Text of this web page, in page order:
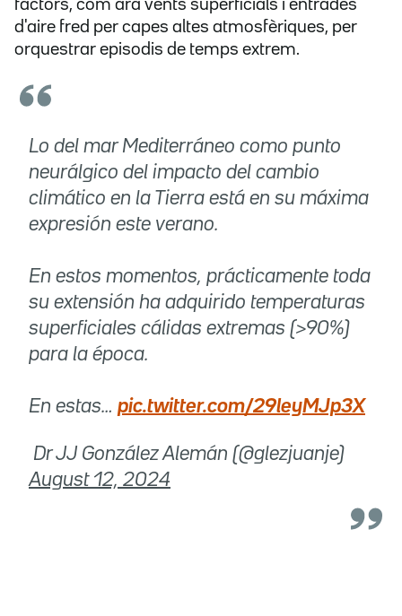
factors, com ara vents superficials i entrades
d'aire fred per capes altes atmosfèriques, per
orquestrar episodis de temps extrem.
Lo del mar Mediterráneo como punto
neurálgico del impacto del cambio
climático en la Tierra está en su máxima
expresión este verano.
En estos momentos, prácticamente toda
su extensión ha adquirido temperaturas
superficiales cálidas extremas (>90%)
para la época.
En estas… pic.twitter.com/29leyMJp3X
 Dr JJ González Alemán (@glezjuanje)
August 12, 2024